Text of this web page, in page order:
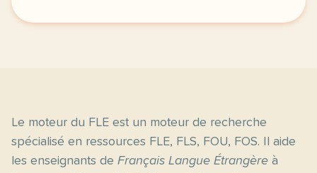
inventer son propre pays ou l amour serait loi ou
Le moteur du FLE est un moteur de recherche
spécialisé en ressources FLE, FLS, FOU, FOS. Il aide
les enseignants de Français Langue Étrangère à